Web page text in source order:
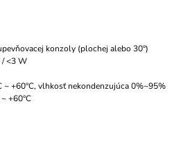
konzoly (plochej alebo 30°)
/ <3 W
~ +60°C, vlhkosť nekondenzujúca 0%~95%
+60°C